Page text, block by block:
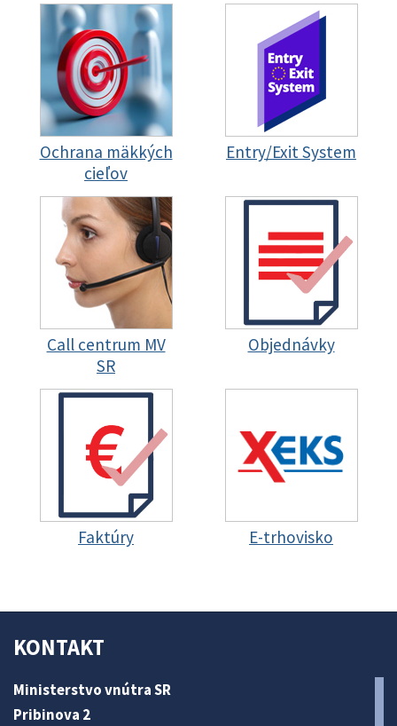
Ochrana mäkkých
cieľov
Entry/Exit System
Call centrum MV
SR
Objednávky
Faktúry E-trhovisko
KONTAKT
Ministerstvo vnútra SR
Pribinova 2